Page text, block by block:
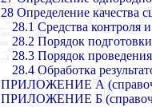
28 Определение качества
28.1 Средства контроля
28.2 Порядок
28.3 Порядок
28.4 Обработка
ПРИЛОЖЕНИЕ А
ПРИЛОЖЕНИЕ Б